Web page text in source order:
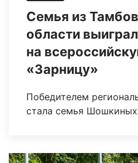
Семья из
области
на
«Зарницу»
Победителем
стала семья